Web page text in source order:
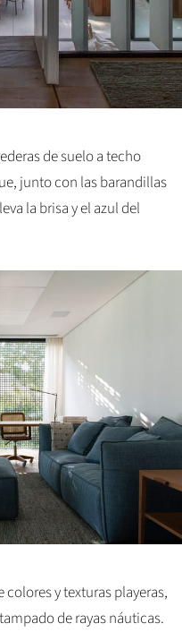
de suelo a techo
junto con las barandillas
la brisa y el azul del
y texturas playeras,
de rayas náuticas.